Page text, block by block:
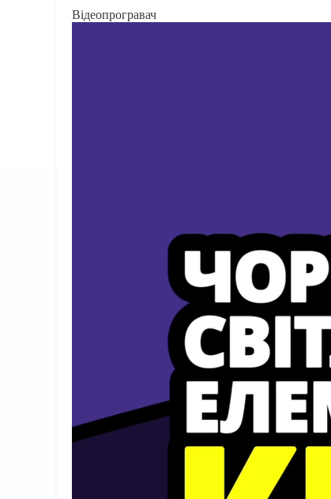
Відеопрогравач